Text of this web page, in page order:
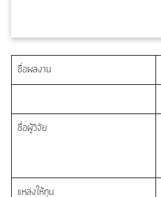
ชื่อผลงาน
ชื่อผู้วิจัย
แหล่งให้ทุน